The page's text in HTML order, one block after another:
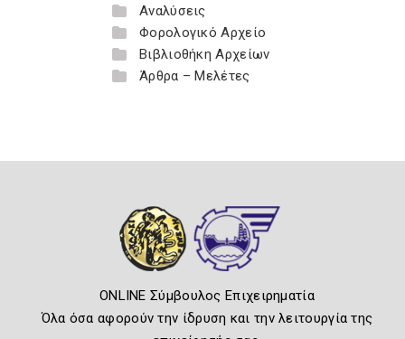
Αναλύσεις
Φορολογικό Αρχείο
Βιβλιοθήκη Αρχείων
Άρθρα – Μελέτες
ONLINE Σύμβουλος Επιχειρηματία
Όλα όσα αφορούν την ίδρυση και την λειτουργία της